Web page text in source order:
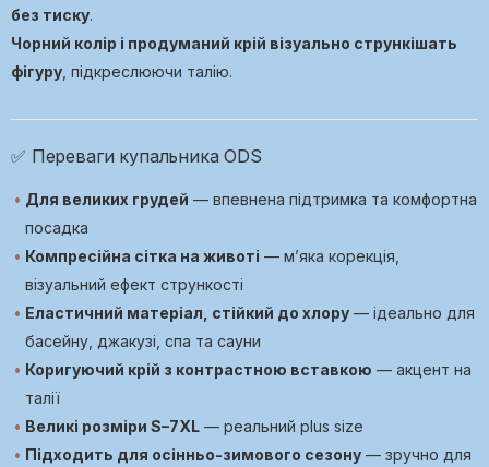
без тиску.
Чорний колір і продуманий крій візуально стрункішать
фігуру , підкреслюючи талію.
✅ Переваги купальника ODS
Для великих грудей — впевнена підтримка та комфортна
посадка
Компресійна сітка на животі — м’яка корекція,
візуальний ефект стрункості
Еластичний матеріал, стійкий до хлору — ідеально для
басейну, джакузі, спа та сауни
Коригуючий крій з контрастною вставкою — акцент на
талії
Великі розміри S–7XL — реальний plus size
Підходить для осінньо-зимового сезону — зручно для